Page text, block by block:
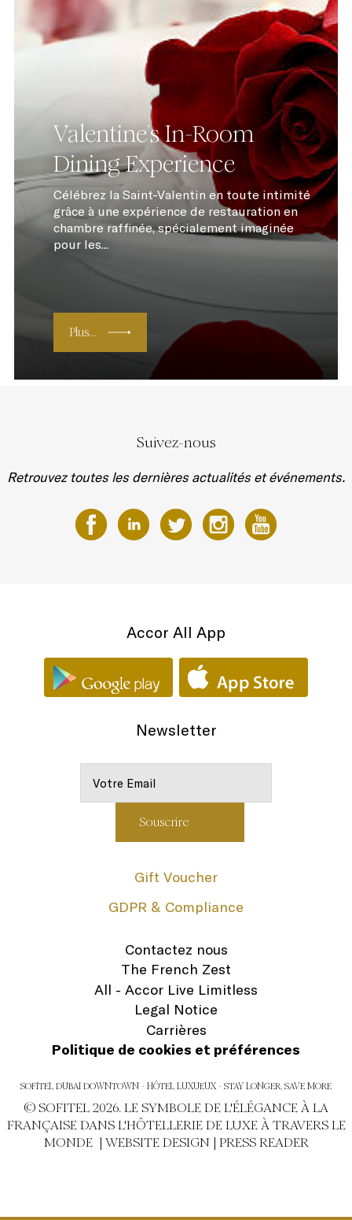
Valentine’s In-Room
Dining Experience
Célébrez la Saint-Valentin en toute intimité
grâce à une expérience de restauration en
chambre raffinée, spécialement imaginée
pour les...
Plus...
Suivez-nous
Retrouvez toutes les dernières actualités et événements.
Accor All App
Newsletter
Gift Voucher
GDPR & Compliance
Contactez nous
The French Zest
All - Accor Live Limitless
Legal Notice
Carrières
Politique de cookies et préférences
SOFITEL DUBAI DOWNTOWN - HÔTEL LUXUEUX - STAY LONGER, SAVE MORE
© SOFITEL 2026. LE SYMBOLE DE L'ÉLÉGANCE À LA
FRANÇAISE DANS L'HÔTELLERIE DE LUXE À TRAVERS LE
MONDE | WEBSITE DESIGN | PRESS READER